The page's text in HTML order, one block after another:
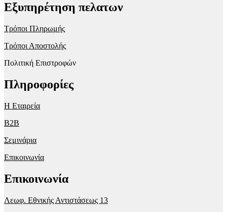
Εξυπηρέτηση πελατων
Τρόποι Πληρωμής
Τρόποι Αποστολής
Πολιτική Επιστροφών
Πληροφορίες
Η Εταιρεία
B2B
Σεμινάρια
Επικοινωνία
Επικοινωνία
Λεωφ. Εθνικής Αντιστάσεως 13